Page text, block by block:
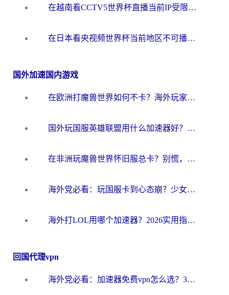
在越南看CCTV5世界杯直播当前IP受限制？海外党体育观赛终极指南来了
在日本看央视频世界杯当前地区不可播放？海外党体育观赛终极指南
国外加速国内游戏
在欧洲打魔兽世界如何不卡？海外玩家的国服游戏加速终极攻略
国外玩国服英雄联盟用什么加速器好？海外党亲测有效的国服游戏加速指南
在非洲玩魔兽世界怀旧服总卡？别慌，这份指南帮你丝滑开荒
海外党必看：玩国服卡到心态崩？少女前线云图计划加速器免费推荐+碧蓝航线足球世界流畅攻略
海外打LOL用哪个加速器？2026实用指南：从延迟到设备适配，一篇解决你的国服游戏痛点
回国代理vpn
海外党必看：加速器免费vpn怎么选？3步教你无缝访问国内资源